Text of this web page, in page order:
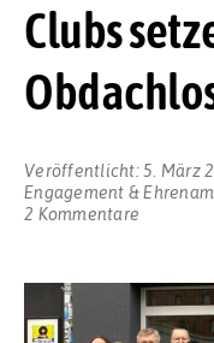
Clubs
Veröffentlicht:5. März
Engagement &
2 Kommentare
ein
neues